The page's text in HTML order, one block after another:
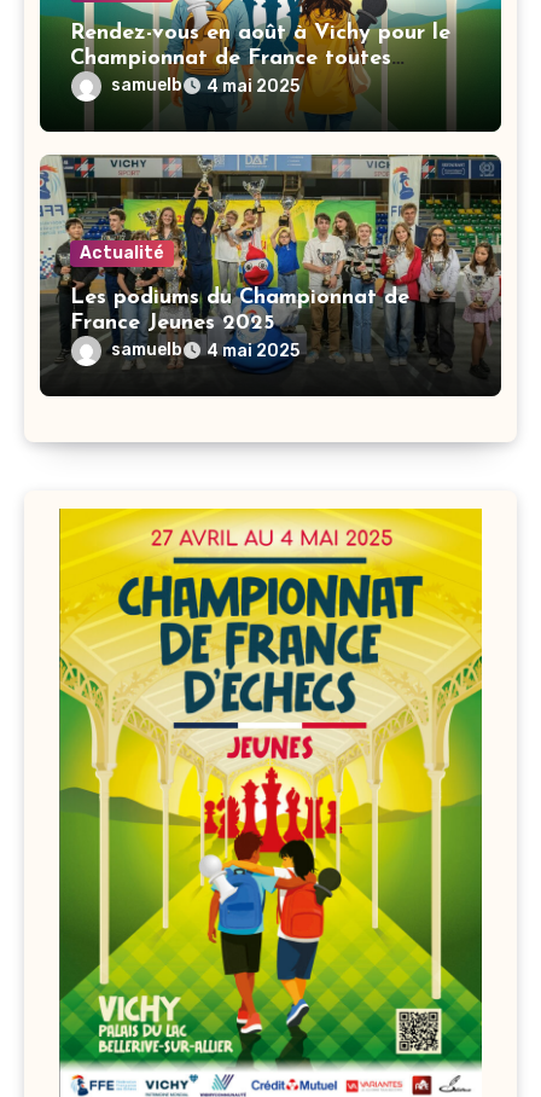
Rendez-vous en août à Vichy pour le
Championnat de France toutes
catégories
samuelb 4 mai 2025
Actualité
Les podiums du Championnat de
France Jeunes 2025
samuelb 4 mai 2025